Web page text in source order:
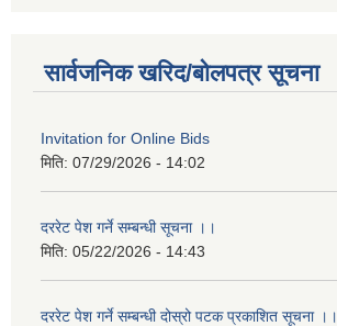
सार्वजनिक खरिद/बोलपत्र सूचना
Invitation for Online Bids
मिति: 07/29/2026 - 14:02
दररेट पेश गर्ने सम्बन्धी सूचना ।।
मिति: 05/22/2026 - 14:43
दररेट पेश गर्ने सम्बन्धी दोस्रो पटक प्रकाशित सूचना ।।